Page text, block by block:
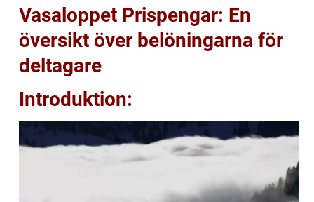
Vasaloppet Prispengar: En
översikt över belöningarna för
deltagare
Introduktion: